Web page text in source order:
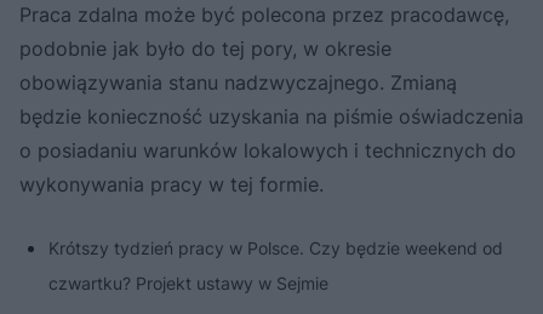
Praca zdalna może być polecona przez pracodawcę,
podobnie jak było do tej pory, w okresie
obowiązywania stanu nadzwyczajnego. Zmianą
będzie konieczność uzyskania na piśmie oświadczenia
o posiadaniu warunków lokalowych i technicznych do
wykonywania pracy w tej formie.
Krótszy tydzień pracy w Polsce. Czy będzie weekend od
czwartku? Projekt ustawy w Sejmie